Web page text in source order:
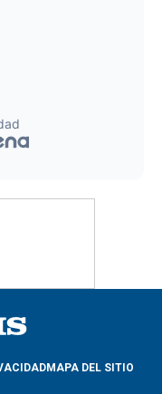
MAPA DEL SITIO